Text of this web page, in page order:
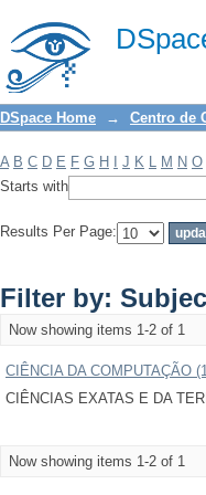
Filter by: Subject
DSpace Home → Centro de
A B C D E F G H J K L M N O
Starts with
Results Per Page:
Filter by:
Now showing items 1-2 of 1
CIÊNCIA DA COMPUTAÇÃO
CIÊNCIAS EXATAS E DA
Now showing items 1-2 of 1